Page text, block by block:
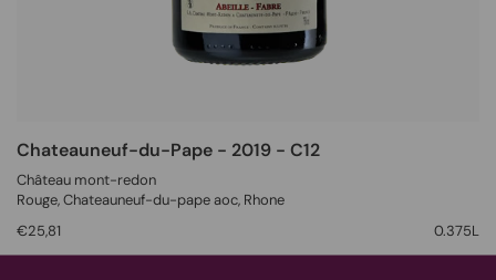
Chateauneuf-du-Pape - 2019 - C12
Château mont-redon
Rouge, Chateauneuf-du-pape aoc, Rhone
€25,81
0.375L